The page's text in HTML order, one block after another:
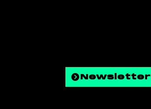
Newsletter